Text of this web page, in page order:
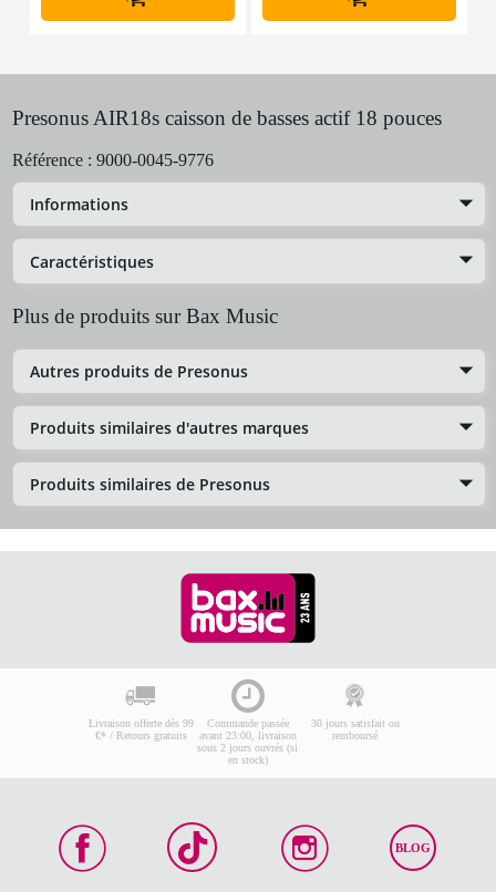
Presonus AIR18s caisson de basses actif 18 pouces
Référence : 9000-0045-9776
Informations
Caractéristiques
Plus de produits sur Bax Music
Autres produits de Presonus
Produits similaires d'autres marques
Produits similaires de Presonus
Livraison offerte dès 99
€* / Retours gratuits
Commande passée
avant 23:00, livraison
sous 2 jours ouvrés (si
en stock)
30 jours satisfait ou
remboursé
BLOG